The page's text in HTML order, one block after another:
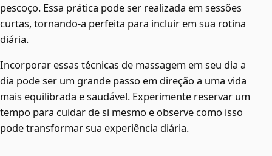
pescoço. Essa prática pode ser realizada em sessões
curtas, tornando-a perfeita para incluir em sua rotina
diária.
Incorporar essas técnicas de massagem em seu dia a
dia pode ser um grande passo em direção a uma vida
mais equilibrada e saudável. Experimente reservar um
tempo para cuidar de si mesmo e observe como isso
pode transformar sua experiência diária.